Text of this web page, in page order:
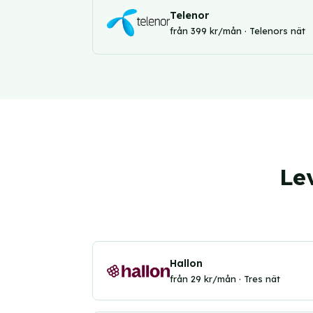
Telenor
från 399 kr/mån · Telenors nät
Hallon
från 29 kr/mån · Tres nät